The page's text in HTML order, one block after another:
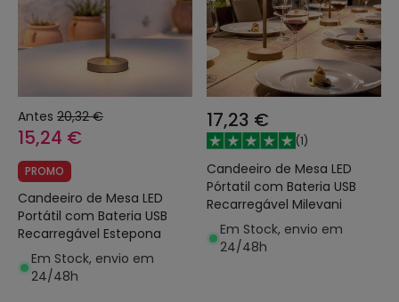
Antes 20,32 €
15,24 €
PROMO
Candeeiro de Mesa LED
Portátil com Bateria USB
Recarregável Estepona
Em Stock, envio em
24/48h
17,23 €
(1)
Candeeiro de Mesa LED
Pórtatil com Bateria USB
Recarregável Milevani
Em Stock, envio em
24/48h